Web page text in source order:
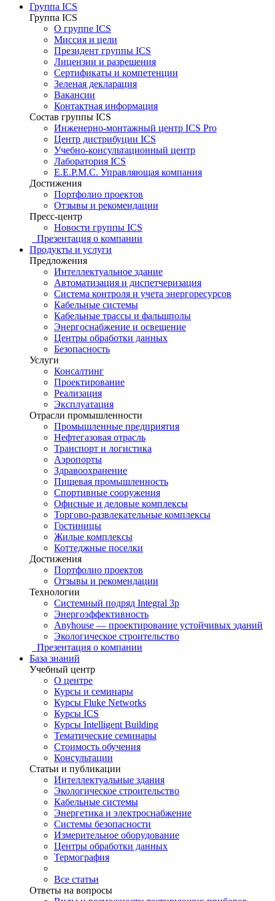
Группа ICS
Группа ICS
О группе ICS
Миссия и цели
Президент группы ICS
Лицензии и разрешения
Сертификаты и компетенции
Зеленая декларация
Вакансии
Контактная информация
Состав группы ICS
Инженерно-монтажный центр ICS Pro
Центр дистрибуции ICS
Учебно-консультационный центр
Лаборатория ICS
E.E.P.M.C. Управляющая компания
Достижения
Портфолио проектов
Отзывы и рекомендации
Пресс-центр
Новости группы ICS
Презентация о компании
Продукты и услуги
Предложения
Интеллектуальное здание
Автоматизация и диспетчеризация
Система контроля и учета энергоресурсов
Кабельные системы
Кабельные трассы и фальшполы
Энергоснабжение и освещение
Центры обработки данных
Безопасность
Услуги
Консалтинг
Проектирование
Реализация
Эксплуатация
Отрасли промышленности
Промышленные предприятия
Нефтегазовая отрасль
Транспорт и логистика
Аэропорты
Здравоохранение
Пищевая промышленность
Спортивные сооружения
Офисные и деловые комплексы
Торгово-развлекательные комплексы
Гостиницы
Жилые комплексы
Коттеджные поселки
Достижения
Портфолио проектов
Отзывы и рекомендации
Технологии
Системный подряд Integral 3p
Энергоэффективность
Anyhouse — проектирование устойчивых зданий
Экологическое строительство
Презентация о компании
База знаний
Учебный центр
О центре
Курсы и семинары
Курсы Fluke Networks
Курсы ICS
Курсы Intelligent Building
Тематические семинары
Стоимость обучения
Консультации
Статьи и публикации
Интеллектуальные здания
Экологическое строительство
Кабельные системы
Энергетика и электроснабжение
Системы безопасности
Измерительное оборудование
Центры обработки данных
Термография
Все статьи
Ответы на вопросы